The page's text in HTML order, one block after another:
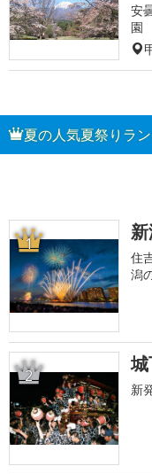
安
園
夏の人気夏祭りラ
1
住
潟
2
新